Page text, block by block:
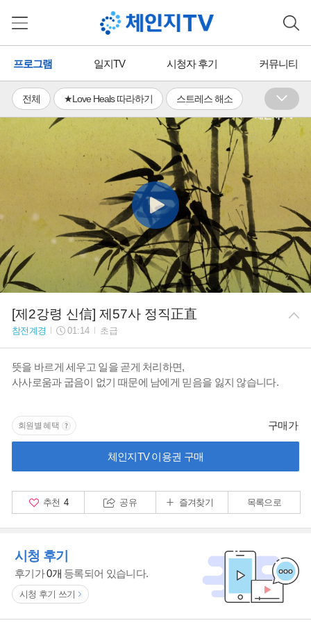
프로그램 일지TV 시청자 후기 커뮤니티
전체 ★Love Heals 따라하기 스트레스 해소
수면장애 완화 휴식ㆍ이완 활력 충전 체력증진
면역력 증진 통증 완화
단무도ㆍ국학기공 뇌활용ㆍ뇌교육
명상ㆍ호흡 국학TV 에너지 힐링 무료
유료 프리미엄 일지TV
[제2강령 신信] 제57사 정직正直
참전계경 01:14 초급
뜻을 바르게 세우고 일을 곧게 처리하면,
사사로움과 굽음이 없기 때문에 남에게 믿음을 잃지 않습니다.
회원별 혜택 구매가
체인지TV 이용권 구매
추천 4 공유 즐겨찾기 목록으로
시청 후기
후기가0개 등록되어 있습니다.
시청 후기 쓰기